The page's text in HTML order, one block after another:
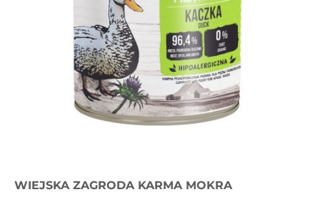
WIEJSKA ZAGRODA KARMA MOKRA